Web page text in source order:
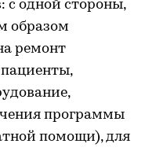
с одной стороны,
образом
ремонт
программы
помощи), для